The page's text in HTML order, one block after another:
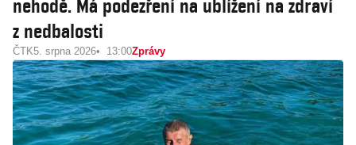
nehodě. Má podezření na ublížení na zdraví
z nedbalosti
ČTK5. srpna 2026 13:00Zprávy